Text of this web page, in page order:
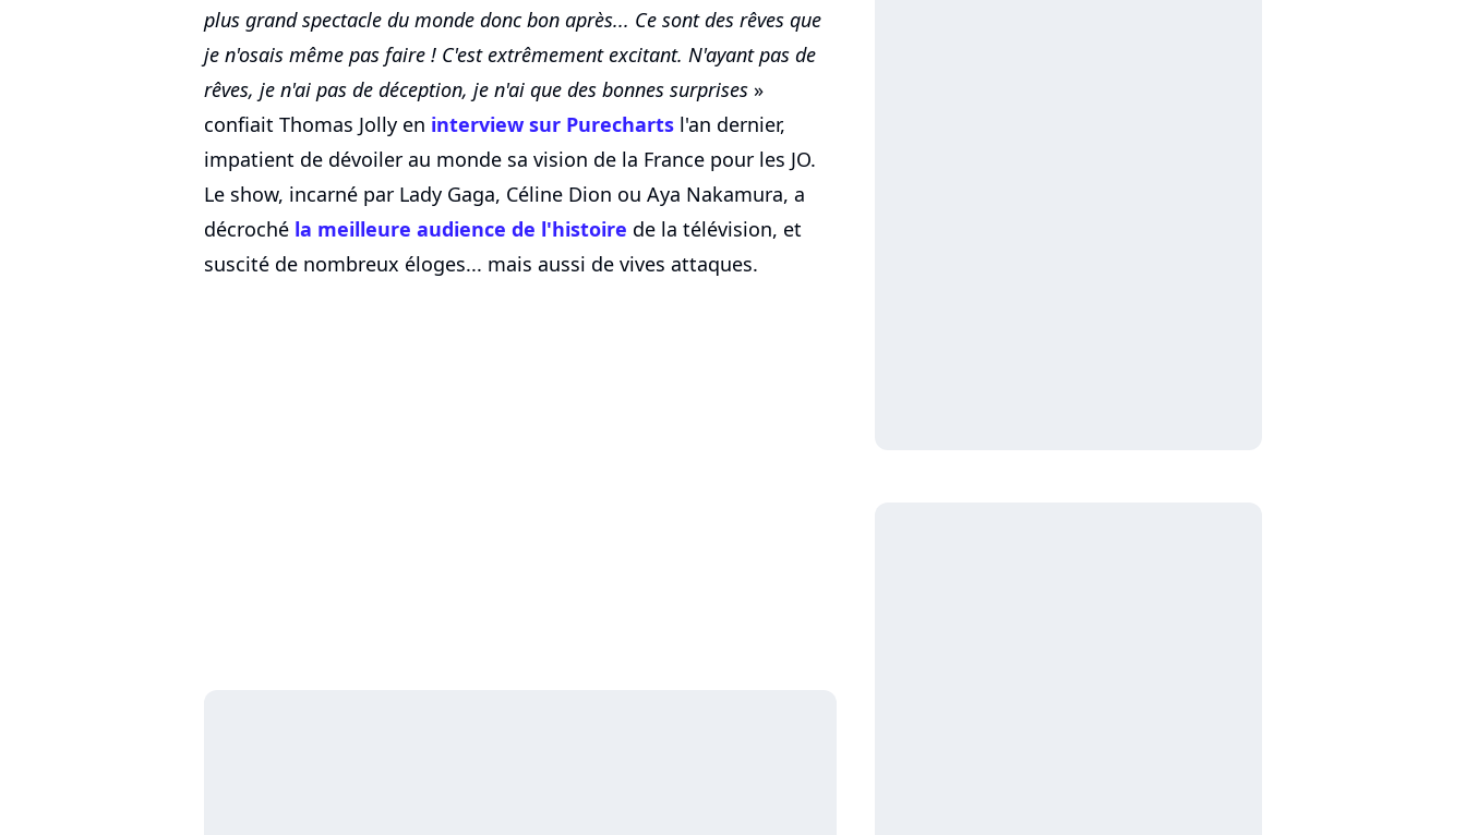
plus grand spectacle du monde donc bon après... Ce sont des rêves que
je n'osais même pas faire ! C'est extrêmement excitant. N'ayant pas de
rêves, je n'ai pas de déception, je n'ai que des bonnes surprises »
confiait Thomas Jolly en interview sur Purecharts l'an dernier,
impatient de dévoiler au monde sa vision de la France pour les JO.
Le show, incarné par Lady Gaga, Céline Dion ou Aya Nakamura, a
décroché la meilleure audience de l'histoire de la télévision, et
suscité de nombreux éloges... mais aussi de vives attaques.